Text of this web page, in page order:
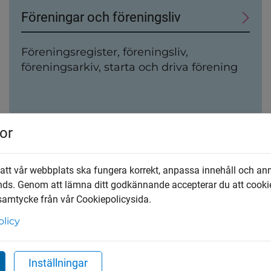
Föreningar och föreningsliv
Föreningsregister, föreningsliv,
Event, sevärdheter och utställningar
vår webbplats ska fungera korrekt, anpassa innehåll och
Genom att lämna ditt godkännande accepterar du att
från vår Cookiepolicysida.
Inställningar